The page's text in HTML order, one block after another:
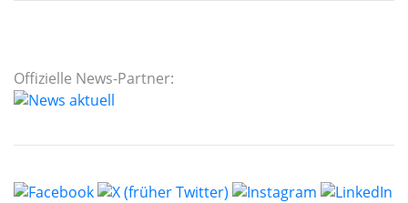
Offizielle News-Partner: